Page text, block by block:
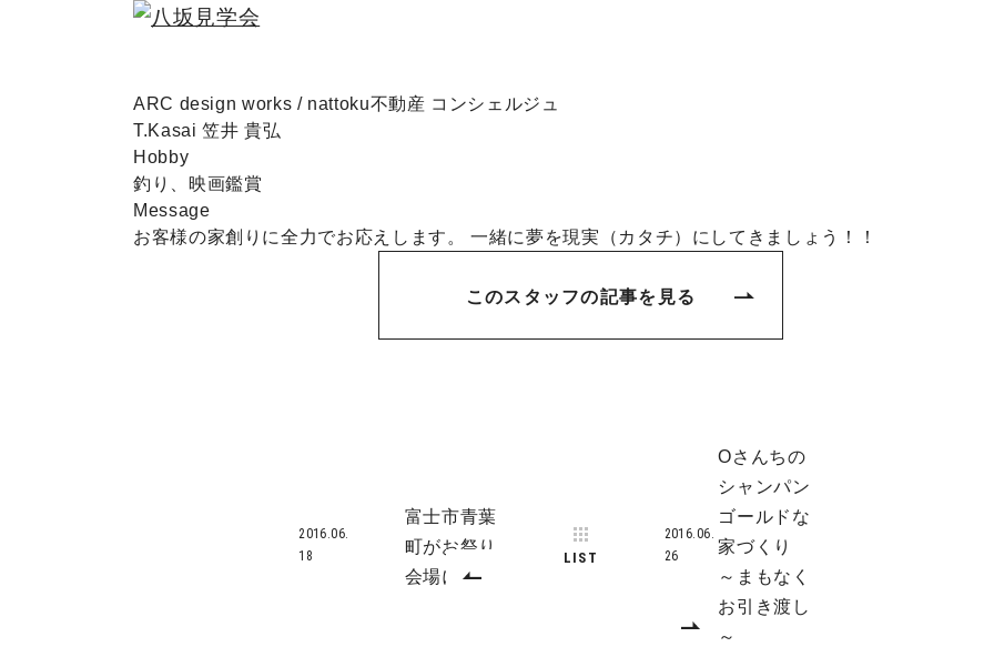
ARC design works / nattoku不動産 コンシェルジュ
T.Kasai 笠井 貴弘
Hobby
釣り、映画鑑賞
Message
お客様の家創りに全力でお応えします。 一緒に夢を現実（カタチ）にしてきましょう！！
このスタッフの記事を見る
2016.06.
18
富士市青葉
町がお祭り
会場に！
LIST
2016.06.
26
Oさんちの
シャンパン
ゴールドな
家づくり
～まもなく
お引き渡し
～